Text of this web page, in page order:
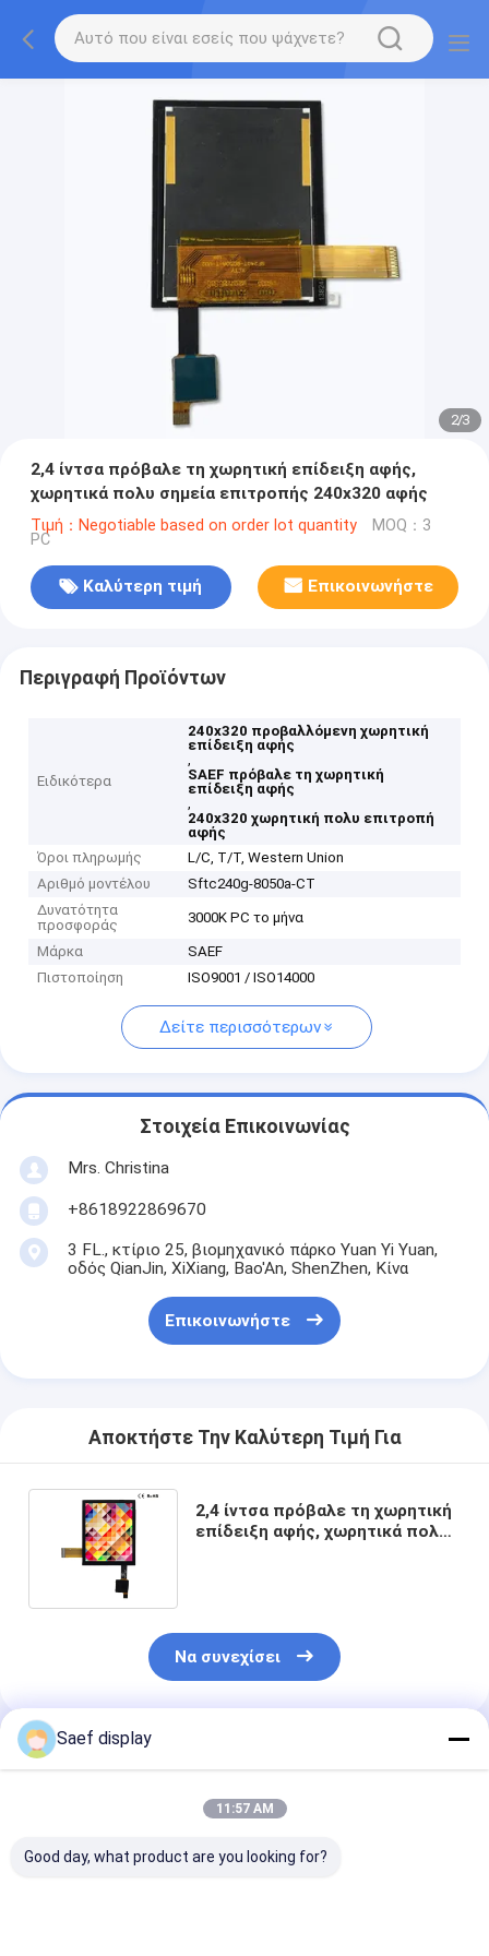
2/3
2,4 ίντσα πρόβαλε τη χωρητική επίδειξη αφής,
χωρητικά πολυ σημεία επιτροπής 240x320 αφής
Τιμή：Negotiable based on order lot quantity MOQ：3
PC
Καλύτερη τιμή Επικοινωνήστε
Περιγραφή Προϊόντων
Ειδικότερα
240x320 προβαλλόμενη χωρητική
επίδειξη αφής
,
SAEF πρόβαλε τη χωρητική
επίδειξη αφής
,
240x320 χωρητική πολυ επιτροπή
αφής
Όροι πληρωμής
L/C, T/T, Western Union
Αριθμό μοντέλου
Sftc240g-8050a-CT
Δυνατότητα
προσφοράς
3000K PC το μήνα
Μάρκα
SAEF
Πιστοποίηση
ISO9001 / ISO14000
Δείτε περισσότερων
Στοιχεία Επικοινωνίας
Mrs. Christina
+8618922869670
3 FL., κτίριο 25, βιομηχανικό πάρκο Yuan Yi Yuan,
οδός QianJin, XiXiang, Bao'An, ShenZhen, Κίνα
Επικοινωνήστε
Αποκτήστε Την Καλύτερη Τιμή Για
2,4 ίντσα πρόβαλε τη χωρητική
επίδειξη αφής, χωρητικά πολυ
Να συνεχίσει
Συνιστώμενα Προϊόντα
Saef display
11:57 AM
Good day, what product are you looking for?